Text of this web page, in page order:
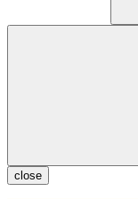
close